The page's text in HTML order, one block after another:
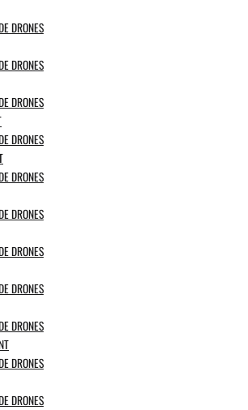
DRONES
DRONES
DRONES
DRONES
DRONES
DRONES
DRONES
DRONES
DRONES
DRONES
DRONES